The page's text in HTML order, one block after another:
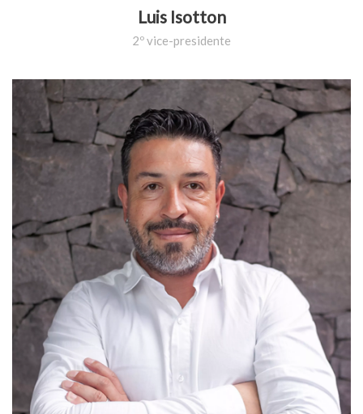
Luis Isotton
2º vice-presidente